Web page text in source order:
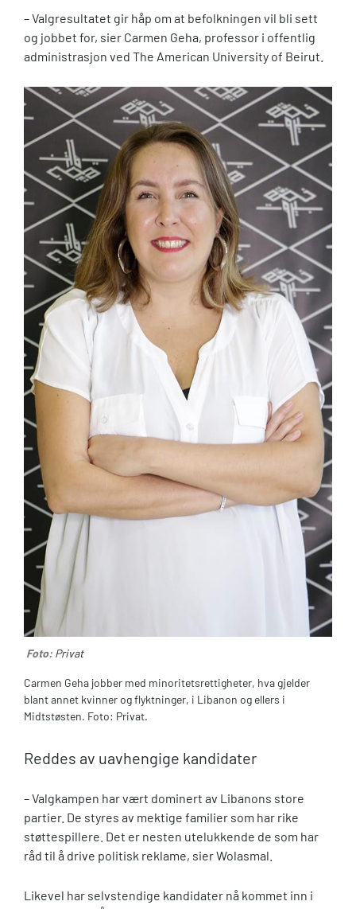
– Valgresultatet gir håp om at befolkningen vil bli sett
og jobbet for, sier Carmen Geha, professor i offentlig
administrasjon ved The American University of Beirut.
Foto: Privat
Carmen Geha jobber med minoritetsrettigheter, hva gjelder
blant annet kvinner og flyktninger, i Libanon og ellers i
Midtstøsten. Foto: Privat.
Reddes av uavhengige kandidater
– Valgkampen har vært dominert av Libanons store
partier. De styres av mektige familier som har rike
støttespillere. Det er nesten utelukkende de som har
råd til å drive politisk reklame, sier Wolasmal.
Likevel har selvstendige kandidater nå kommet inn i